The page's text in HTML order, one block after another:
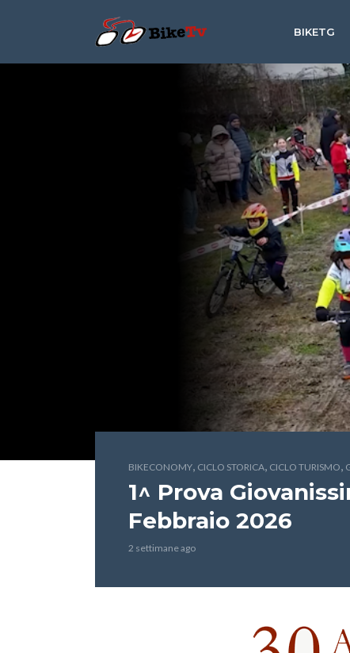
BIKETG
BIKECONOMY, CICLO STORICA, CICLO TURISMO,
1^ Prova
Febbraio 2026
2 settimane ago